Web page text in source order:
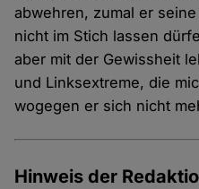
abwehren, zumal er
nicht im Stich lassen
aber mit der Gewissheit
und Linksextreme, die
wogegen er sich nicht
Hinweis der